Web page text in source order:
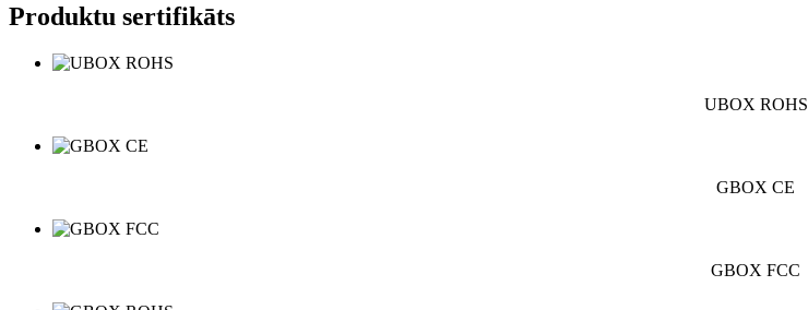
Produktu sertifikāts
UBOX ROHS
GBOX CE
GBOX FCC